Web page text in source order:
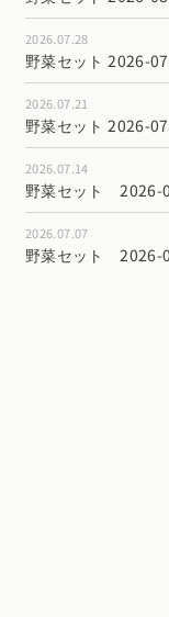
2026.07.28
野菜セット 2026-
2026.07.21
野菜セット 2026-
2026.07.14
野菜セット 2026-
2026.07.07
野菜セット 2026-